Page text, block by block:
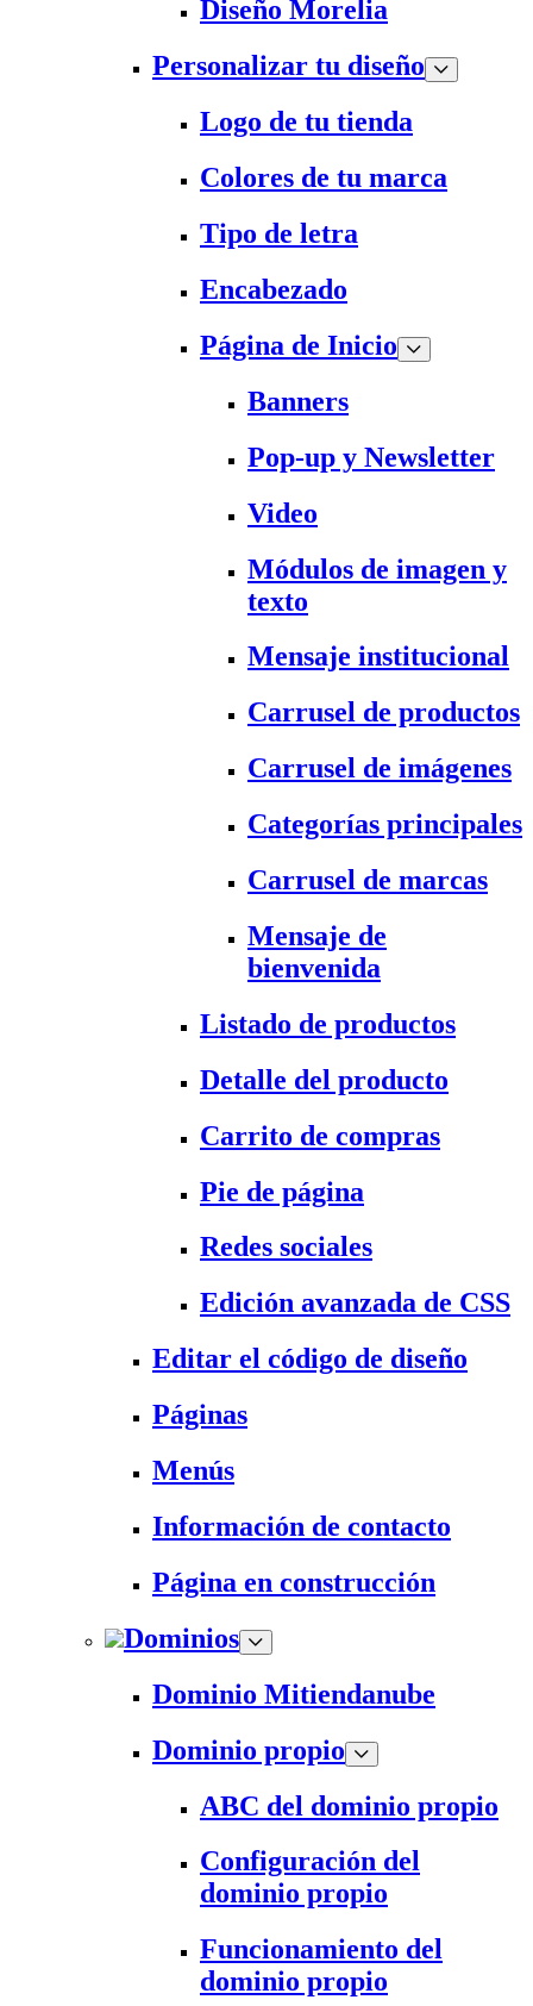
Diseño Morelia
Personalizar tu diseño
Logo de tu tienda
Colores de tu marca
Tipo de letra
Encabezado
Página de Inicio
Banners
Pop-up y Newsletter
Video
Módulos de imagen y
texto
Mensaje institucional
Carrusel de productos
Carrusel de imágenes
Categorías principales
Carrusel de marcas
Mensaje de
bienvenida
Listado de productos
Detalle del producto
Carrito de compras
Pie de página
Redes sociales
Edición avanzada de CSS
Editar el código de diseño
Páginas
Menús
Información de contacto
Página en construcción
Dominios
Dominio Mitiendanube
Dominio propio
ABC del dominio propio
Configuración del
dominio propio
Funcionamiento del
dominio propio